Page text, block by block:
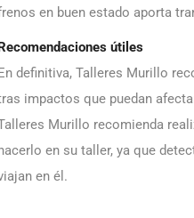
en buen estado aporta
Recomendaciones útiles
En definitiva, Talleres Murillo
impactos que puedan
Murillo recomienda
hacerlo en su taller, ya que
en él.